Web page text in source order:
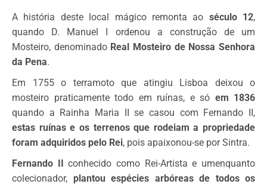
A história deste local mágico remonta ao século 12,
quando D. Manuel I ordenou a construção de um
Mosteiro, denominado Real Mosteiro de Nossa Senhora
da Pena.
Em 1755 o terramoto que atingiu Lisboa deixou o
mosteiro praticamente todo em ruínas, e só em 1836
quando a Rainha Maria II se casou com Fernando II,
estas ruínas e os terrenos que rodeiam a propriedade
foram adquiridos pelo Rei, pois apaixonou-se por Sintra.
Fernando II conhecido como Rei-Artista e umenquanto
colecionador, plantou espécies arbóreas de todos os